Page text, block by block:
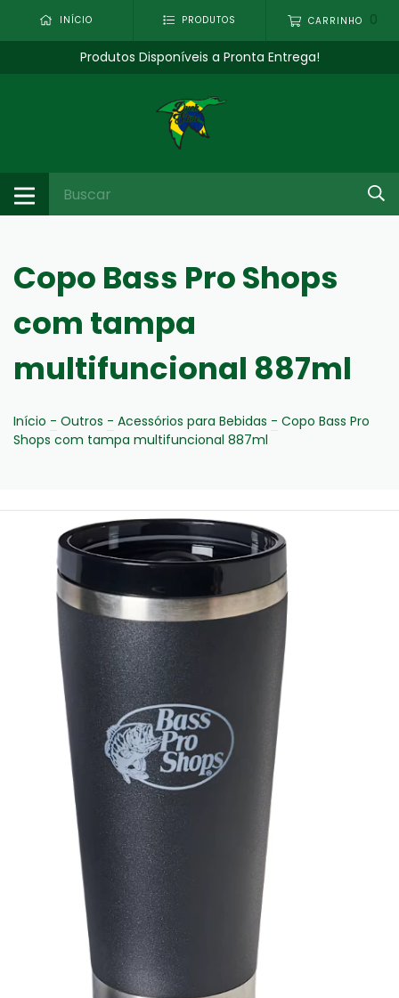
INÍCIO PRODUTOS CARRINHO 0
Produtos Disponíveis a Pronta Entrega!
Copo Bass Pro Shops
com tampa
multifuncional 887ml
Início - Outros - Acessórios para Bebidas - Copo Bass Pro
Shops com tampa multifuncional 887ml